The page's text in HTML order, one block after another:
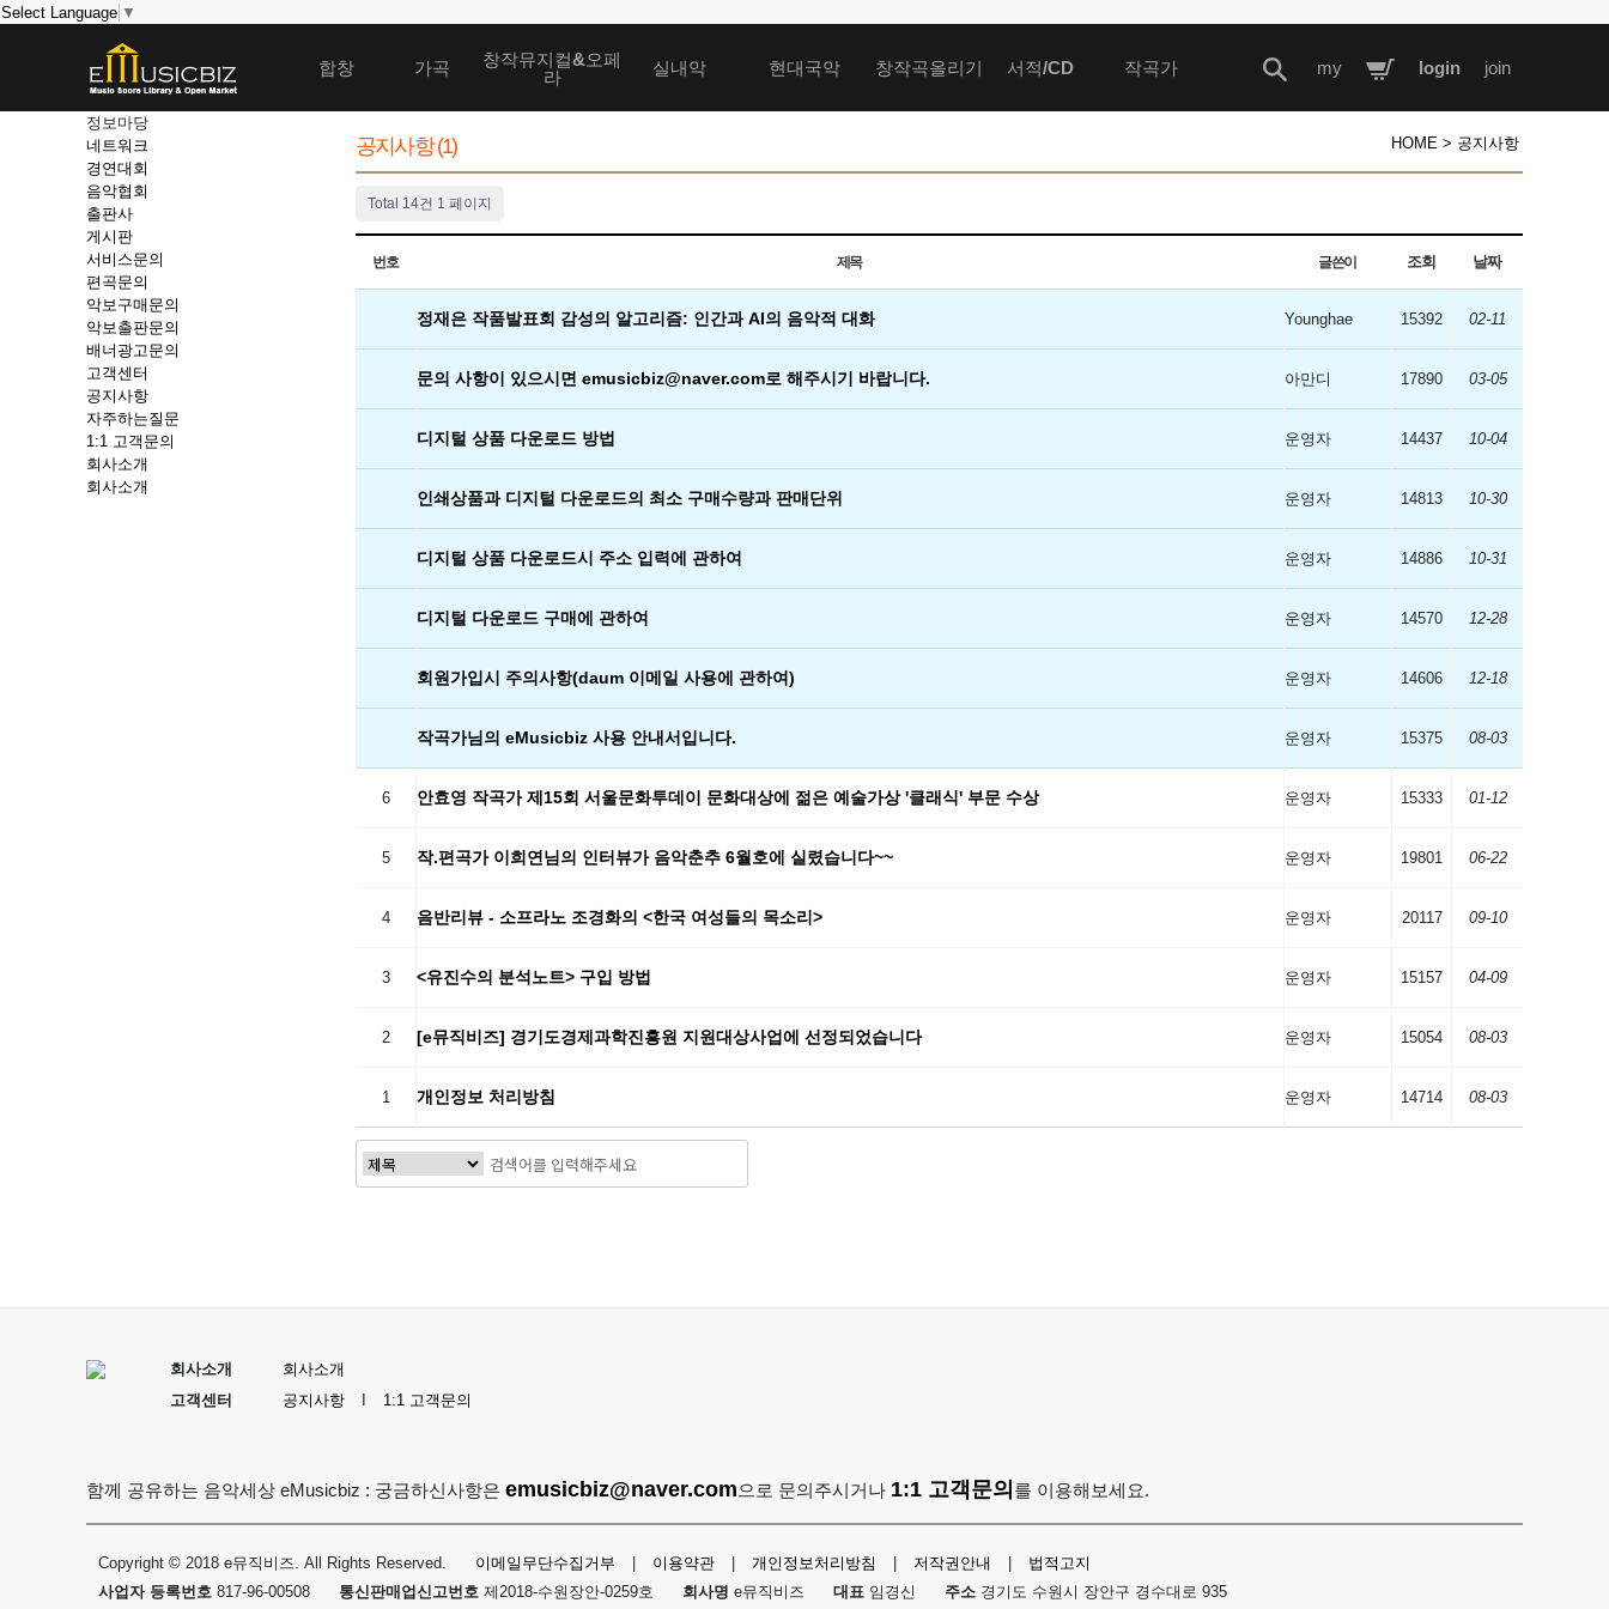
Select Language ▼
합창 가곡
창작뮤지컬&오페
라
실내악 현대국악 창작곡올리기 서적/CD 작곡가 join
login
my
정보마당
네트워크
경연대회
음악협회
출판사
게시판
서비스문의
편곡문의
악보구매문의
악보출판문의
배너광고문의
고객센터
공지사항
자주하는질문
1:1 고객문의
회사소개
회사소개
공지사항 (1) HOME > 공지사항
Total 14건 1 페이지
번호 제목 글쓴이 조회 날짜
정재은 작품발표회 감성의 알고리즘: 인간과 AI의 음악적 대화 Younghae 15392 02-11
문의 사항이 있으시면 emusicbiz@naver.com로 해주시기 바랍니다. 아만디 17890 03-05
디지털 상품 다운로드 방법 운영자 14437 10-04
인쇄상품과 디지털 다운로드의 최소 구매수량과 판매단위 운영자 14813 10-30
디지털 상품 다운로드시 주소 입력에 관하여 운영자 14886 10-31
디지털 다운로드 구매에 관하여 운영자 14570 12-28
회원가입시 주의사항(daum 이메일 사용에 관하여) 운영자 14606 12-18
작곡가님의 eMusicbiz 사용 안내서입니다. 운영자 15375 08-03
6 안효영 작곡가 제15회 서울문화투데이 문화대상에 젊은 예술가상 '클래식' 부문 수상 운영자 15333 01-12
5 작.편곡가 이희연님의 인터뷰가 음악춘추 6월호에 실렸습니다~~ 운영자 19801 06-22
4 음반리뷰 - 소프라노 조경화의 <한국 여성들의 목소리> 운영자 20117 09-10
3 <유진수의 분석노트> 구입 방법 운영자 15157 04-09
2 [e뮤직비즈] 경기도경제과학진흥원 지원대상사업에 선정되었습니다 운영자 15054 08-03
1 개인정보 처리방침 운영자 14714 08-03
회사소개
회사소개
고객센터
공지사항 1:1 고객문의
함께 공유하는 음악세상 eMusicbiz : 궁금하신사항은 emusicbiz@naver.com으로 문의주시거나 1:1 고객문의 를 이용해보세요.
Copyright © 2018 e뮤직비즈. All Rights Reserved. 이메일무단수집거부 이용약관 개인정보처리방침 저작권안내
법적고지
사업자 등록번호 817-96-00508 통신판매업신고번호 제2018-수원장안-0259호 회사명 e뮤직비즈 대표 임경신 주소 경기도 수원시 장안구 경수대로 935